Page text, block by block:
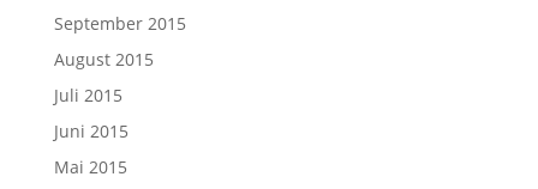
September 2015
August 2015
Juli 2015
Juni 2015
Mai 2015